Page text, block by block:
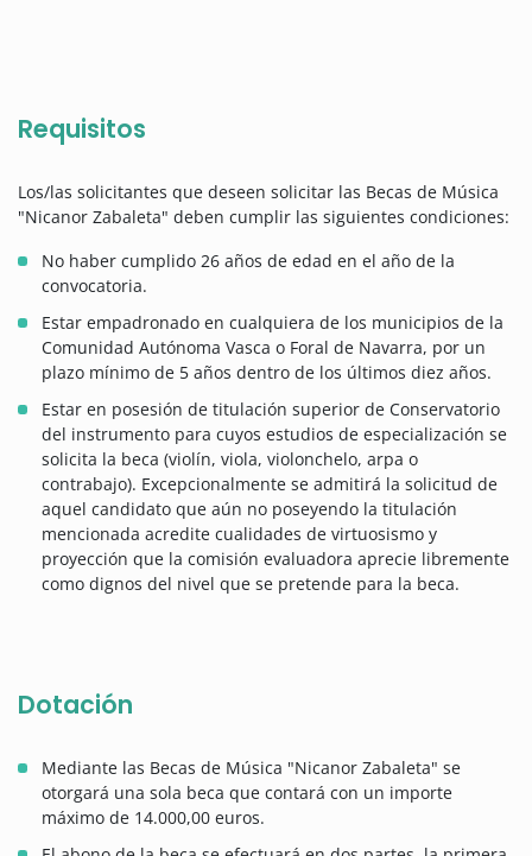
Requisitos
Los/las solicitantes que deseen solicitar las Becas de Música
"Nicanor Zabaleta" deben cumplir las siguientes condiciones:
No haber cumplido 26 años de edad en el año de la
convocatoria.
Estar empadronado en cualquiera de los municipios de la
Comunidad Autónoma Vasca o Foral de Navarra, por un
plazo mínimo de 5 años dentro de los últimos diez años.
Estar en posesión de titulación superior de Conservatorio
del instrumento para cuyos estudios de especialización se
solicita la beca (violín, viola, violonchelo, arpa o
contrabajo). Excepcionalmente se admitirá la solicitud de
aquel candidato que aún no poseyendo la titulación
mencionada acredite cualidades de virtuosismo y
proyección que la comisión evaluadora aprecie libremente
como dignos del nivel que se pretende para la beca.
Dotación
Mediante las Becas de Música "Nicanor Zabaleta" se
otorgará una sola beca que contará con un importe
máximo de 14.000,00 euros.